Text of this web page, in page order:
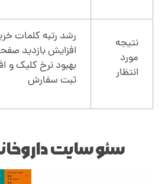
نتیجه
مورد
انتظار
رشد رتبه کلمات
افزایش بازدید
بهبود نرخ کلیک و
ثبت سفارش
سئو سایت